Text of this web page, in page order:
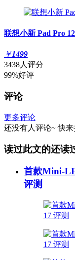
联想小新 Pad Pro
￥1499
3438人评分
99%好评
评论
更多评论
还没有人评论~ 快来
读过此文的还读
首款Mini-
评测